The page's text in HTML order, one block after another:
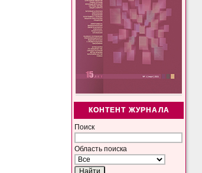
КОНТЕНТ ЖУРНАЛА
Поиск
Область поиска